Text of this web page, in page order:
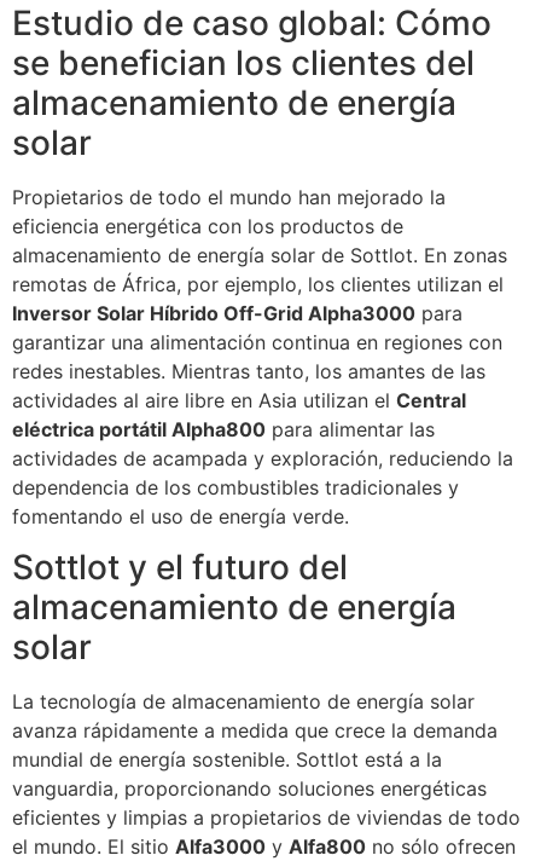
Estudio de caso global: Cómo
se benefician los clientes del
almacenamiento de energía
solar
Propietarios de todo el mundo han mejorado la
eficiencia energética con los productos de
almacenamiento de energía solar de Sottlot. En zonas
remotas de África, por ejemplo, los clientes utilizan el
Inversor Solar Híbrido Off-Grid Alpha3000 para
garantizar una alimentación continua en regiones con
redes inestables. Mientras tanto, los amantes de las
actividades al aire libre en Asia utilizan el Central
eléctrica portátil Alpha800 para alimentar las
actividades de acampada y exploración, reduciendo la
dependencia de los combustibles tradicionales y
fomentando el uso de energía verde.
Sottlot y el futuro del
almacenamiento de energía
solar
La tecnología de almacenamiento de energía solar
avanza rápidamente a medida que crece la demanda
mundial de energía sostenible. Sottlot está a la
vanguardia, proporcionando soluciones energéticas
eficientes y limpias a propietarios de viviendas de todo
el mundo. El sitio Alfa3000 y Alfa800 no sólo ofrecen